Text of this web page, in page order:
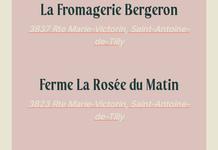
La Fromagerie Bergeron
3837 Rte Marie-Victorin, Saint-Antoine-
de-Tilly
Ferme La Rosée du Matin
3823 Rte Marie-Victorin, Saint-Antoine-
de-Tilly